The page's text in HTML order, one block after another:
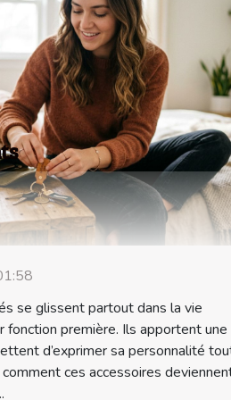
se glissent partout dans la vie
fonction première. Ils apportent une
d’exprimer sa personnalité
ces accessoires